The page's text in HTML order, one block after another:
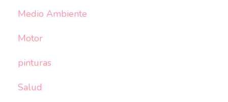
Medio Ambiente
Motor
pinturas
Salud